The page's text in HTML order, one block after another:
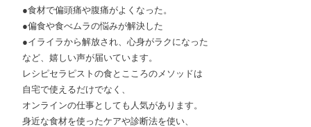
●食材で偏頭痛や腹痛がよくなった。
●偏食や食べムラの悩みが解決した
●イライラから解放され、心身がラクになった
など、嬉しい声が届いています。
レシピセラピストの食とこころのメソッドは
自宅で使えるだけでなく、
オンラインの仕事としても人気があります。
身近な食材を使ったケアや診断法を使い、